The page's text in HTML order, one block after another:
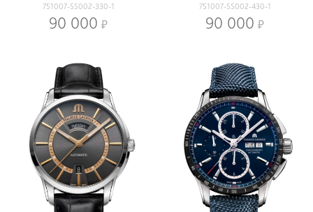
751007-SS002-330-1
90 000
751007-SS002-430-1
90 000